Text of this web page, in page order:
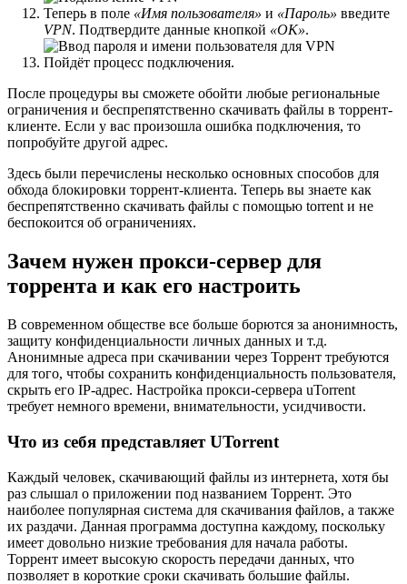
Теперь в поле «Имя пользователя» и «Пароль» введите
VPN. Подтвердите данные кнопкой «ОК».
Пойдёт процесс подключения.
После процедуры вы сможете обойти любые региональные
ограничения и беспрепятственно скачивать файлы в торрент-
клиенте. Если у вас произошла ошибка подключения, то
попробуйте другой адрес.
Здесь были перечислены несколько основных способов для
обхода блокировки торрент-клиента. Теперь вы знаете как
беспрепятственно скачивать файлы с помощью torrent и не
беспокоится об ограничениях.
Зачем нужен прокси-сервер для
торрента и как его настроить
В современном обществе все больше борются за анонимность,
защиту конфиденциальности личных данных и т.д.
Анонимные адреса при скачивании через Торрент требуются
для того, чтобы сохранить конфиденциальность пользователя,
скрыть его IP-адрес. Настройка прокси-сервера uTorrent
требует немного времени, внимательности, усидчивости.
Что из себя представляет UTorrent
Каждый человек, скачивающий файлы из интернета, хотя бы
раз слышал о приложении под названием Торрент. Это
наиболее популярная система для скачивания файлов, а также
их раздачи. Данная программа доступна каждому, поскольку
имеет довольно низкие требования для начала работы.
Торрент имеет высокую скорость передачи данных, что
позволяет в короткие сроки скачивать большие файлы.